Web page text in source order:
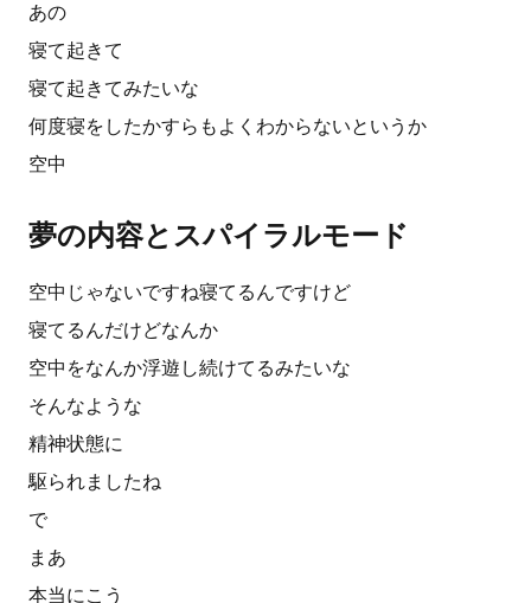
あの
寝て起きて
寝て起きてみたいな
何度寝をしたかすらもよくわからないというか
空中
夢の内容とスパイラルモード
空中じゃないですね寝てるんですけど
寝てるんだけどなんか
空中をなんか浮遊し続けてるみたいな
そんなような
精神状態に
駆られましたね
で
まあ
本当にこう